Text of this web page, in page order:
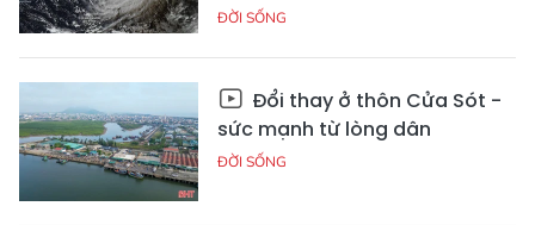
ĐỜI SỐNG
Đổi thay ở thôn Cửa Sót -
sức mạnh từ lòng dân
ĐỜI SỐNG